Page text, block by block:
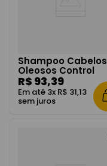
Shampoo Cabelos
Oleosos Control
Detox 300ml
R$ 93,39
Em até 3x R$ 31,13
sem juros